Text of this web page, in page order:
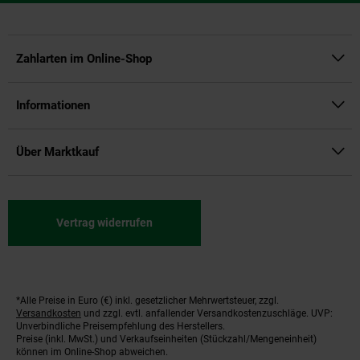
Zahlarten im Online-Shop
Informationen
Über Marktkauf
Vertrag widerrufen
Fußnoten
*Alle Preise in Euro (€) inkl. gesetzlicher Mehrwertsteuer, zzgl.
Versandkosten und zzgl. evtl. anfallender Versandkostenzuschläge. UVP:
Unverbindliche Preisempfehlung des Herstellers.
Preise (inkl. MwSt.) und Verkaufseinheiten (Stückzahl/Mengeneinheit)
können im Online-Shop abweichen.